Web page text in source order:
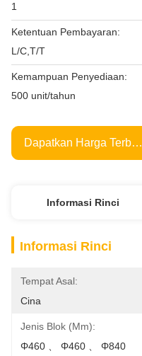
1
Ketentuan Pembayaran:
L/C,T/T
Kemampuan Penyediaan:
500 unit/tahun
Dapatkan Harga Terbaik
Informasi Rinci
Informasi Rinci
Tempat Asal:
Cina
Jenis Blok (mm):
Φ460 、 Φ460 、 Φ840